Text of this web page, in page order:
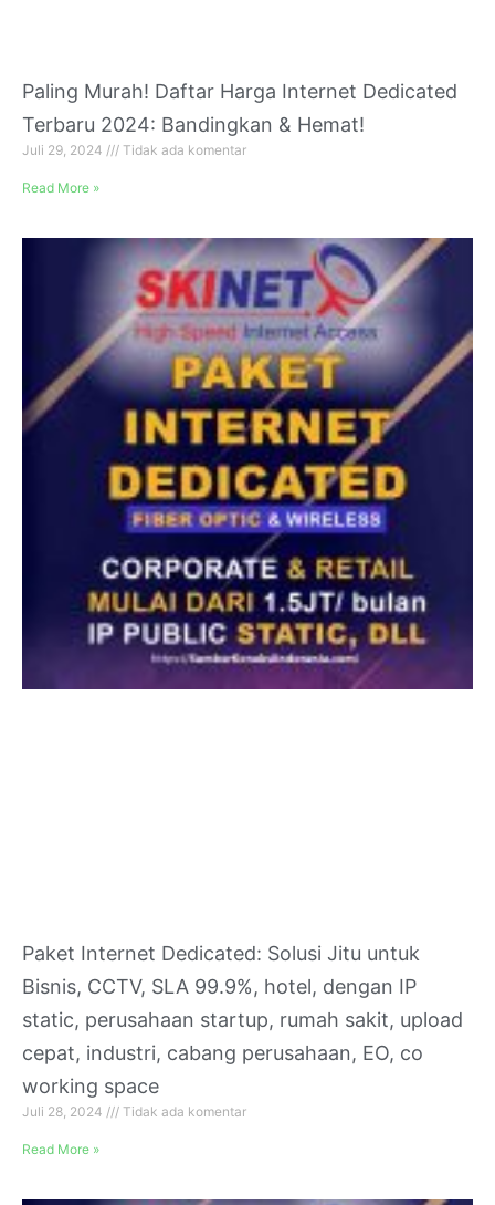
Paling Murah! Daftar Harga Internet Dedicated
Terbaru 2024: Bandingkan & Hemat!
Juli 29, 2024 Tidak ada komentar
Read More »
Paket Internet Dedicated: Solusi Jitu untuk
Bisnis, CCTV, SLA 99.9%, hotel, dengan IP
static, perusahaan startup, rumah sakit, upload
cepat, industri, cabang perusahaan, EO, co
working space
Juli 28, 2024 Tidak ada komentar
Read More »